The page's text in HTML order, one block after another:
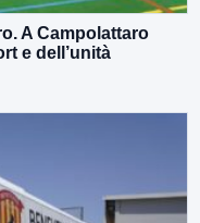
A Campolattaro
e dell’unità